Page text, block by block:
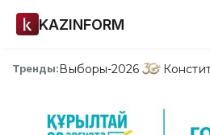
KAZINFORM
Тренды:Выборы-2026